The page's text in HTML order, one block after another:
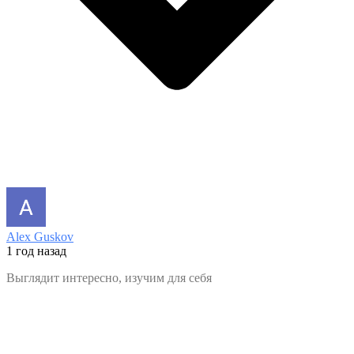
Alex Guskov
1 год назад
Выглядит интересно, изучим для себя